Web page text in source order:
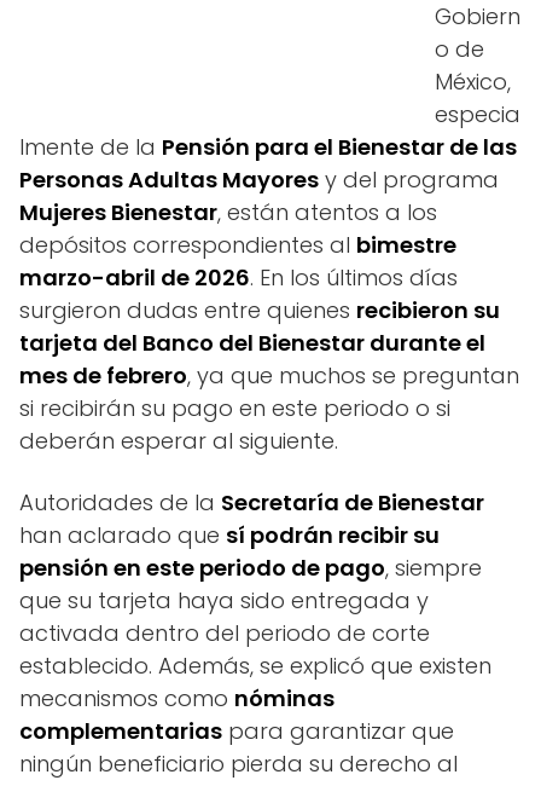
Gobiern
o de
México,
especia
lmente de la Pensión para el Bienestar de las
Personas Adultas Mayores y del programa
Mujeres Bienestar, están atentos a los
depósitos correspondientes al bimestre
marzo-abril de 2026. En los últimos días
surgieron dudas entre quienes recibieron su
tarjeta del Banco del Bienestar durante el
mes de febrero, ya que muchos se preguntan
si recibirán su pago en este periodo o si
deberán esperar al siguiente.
Autoridades de la Secretaría de Bienestar
han aclarado que sí podrán recibir su
pensión en este periodo de pago, siempre
que su tarjeta haya sido entregada y
activada dentro del periodo de corte
establecido. Además, se explicó que existen
mecanismos como nóminas
complementarias para garantizar que
ningún beneficiario pierda su derecho al